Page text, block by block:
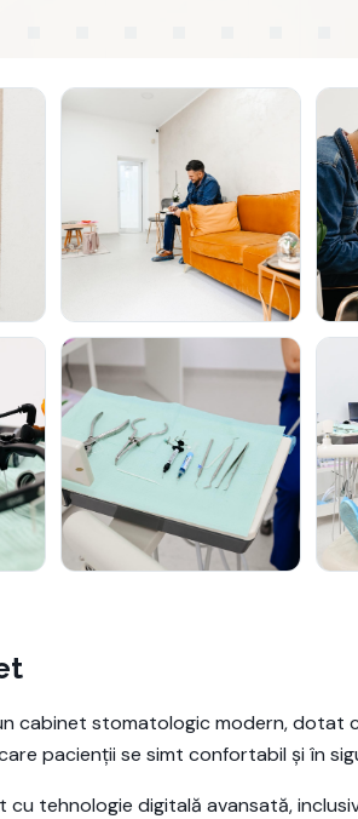
cabinet stomatologic modern, dotat
pacienții se simt confortabil și în
tehnologie digitală avansată,